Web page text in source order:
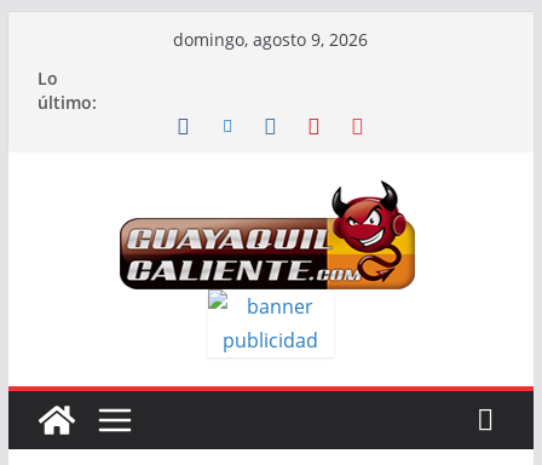
contenido
domingo, agosto 9, 2026
Lo
último: